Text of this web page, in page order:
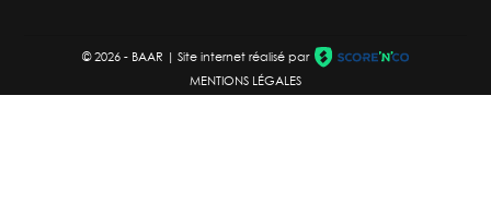
©2026 - BAAR | Site internet réalisé par
MENTIONS LÉGALES